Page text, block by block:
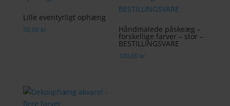
Lille eventyrligt ophæng
50,00 kr. Håndmalede påskeæg –
forskellige farver – stor –
BESTILLINGSVARE
100,00 kr.